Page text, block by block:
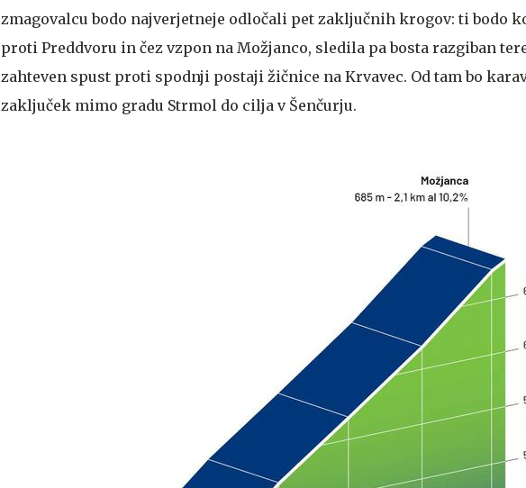
zmagovalcu bodo najverjetneje odločali pet zaključnih krogov: ti bodo
proti Preddvoru in čez vzpon na Možjanco, sledila pa bosta razgiban
zahteven spust proti spodnji postaji žičnice na Krvavec. Od tam bo
zaključek mimo gradu Strmol do cilja v Šenčurju.